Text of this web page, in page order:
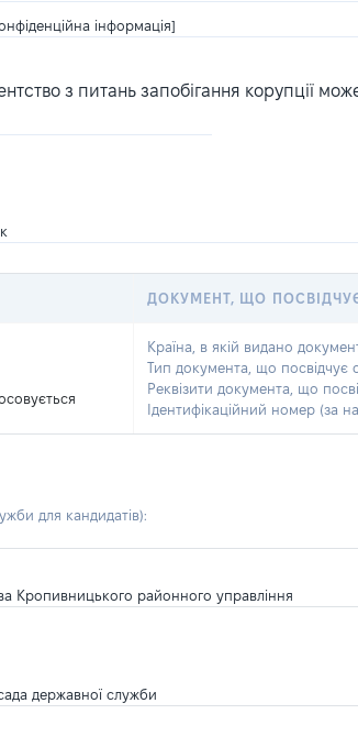
інформація]
з питань запобігання корупції
ДОКУМЕНТ, ЩО
Країна, в якій видано
Тип документа, що посвідчує
Реквізити документа, що
Ідентифікаційний номер (за
для кандидатів):
Кропивницького районного управління
державної служби